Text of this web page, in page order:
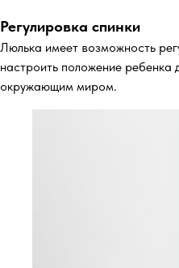
Регулировка спинки
Люлька имеет возможность
настроить положение ребенка
окружающим миром.